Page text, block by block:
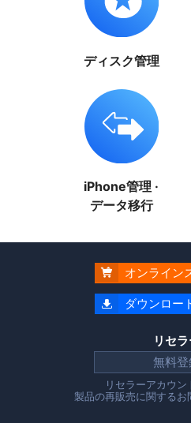
ディスク管理
iPhone管理 ·
データ移行
 オンライン
 ダウンロー
リセ
無料
リセラーアカウン
製品の再販売に関するお